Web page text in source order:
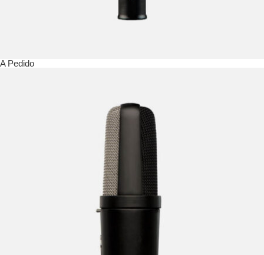
A Pedido